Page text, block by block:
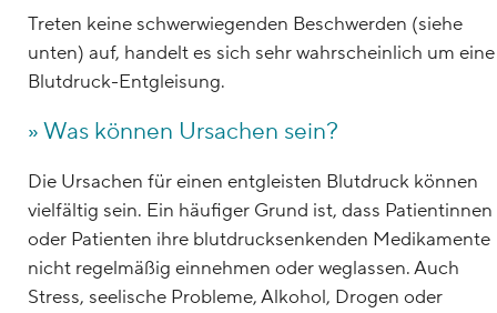
Treten keine schwerwiegenden Beschwerden (siehe
unten) auf, handelt es sich sehr wahrscheinlich um eine
Blutdruck-Entgleisung.
» Was können Ursachen sein?
Die Ursachen für einen entgleisten Blutdruck können
vielfältig sein. Ein häufiger Grund ist, dass Patientinnen
oder Patienten ihre blutdrucksenkenden Medikamente
nicht regelmäßig einnehmen oder weglassen. Auch
Stress, seelische Probleme, Alkohol, Drogen oder